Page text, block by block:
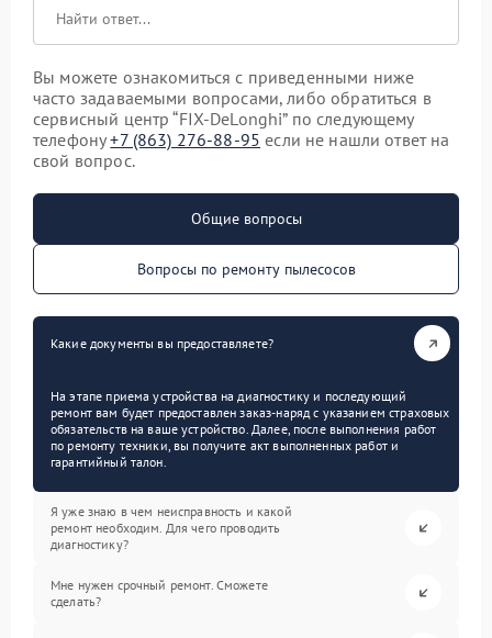
Вы можете ознакомиться с приведенными ниже
часто задаваемыми вопросами, либо обратиться в
сервисный центр “FIX-DeLonghi” по следующему
телефону+7 (863) 276-88-95 если не нашли ответ на
свой вопрос.
Общие вопросы
Вопросы по ремонту пылесосов
Какие документы вы предоставляете?
На этапе приема устройства на диагностику и последующий
ремонт вам будет предоставлен заказ-наряд с указанием страховых
обязательств на ваше устройство. Далее, после выполнения работ
по ремонту техники, вы получите акт выполненных работ и
гарантийный талон.
Я уже знаю в чем неисправность и какой
ремонт необходим. Для чего проводить
диагностику?
Мне нужен срочный ремонт. Сможете
сделать?